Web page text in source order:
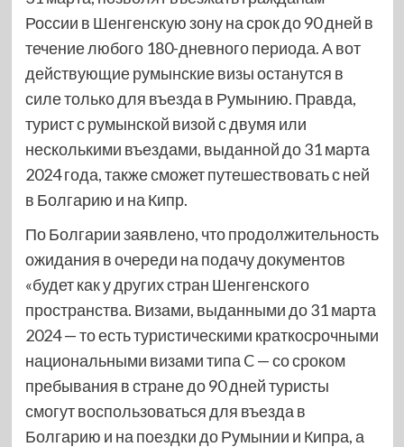
России в Шенгенскую зону на срок до 90 дней в
течение любого 180-дневного периода. А вот
действующие румынские визы останутся в
силе только для въезда в Румынию. Правда,
турист с румынской визой с двумя или
несколькими въездами, выданной до 31 марта
2024 года, также сможет путешествовать с ней
в Болгарию и на Кипр.
По Болгарии заявлено, что продолжительность
ожидания в очереди на подачу документов
«будет как у других стран Шенгенского
пространства. Визами, выданными до 31 марта
2024 — то есть туристическими краткосрочными
национальными визами типа C — со сроком
пребывания в стране до 90 дней туристы
смогут воспользоваться для въезда в
Болгарию и на поездки до Румынии и Кипра, а